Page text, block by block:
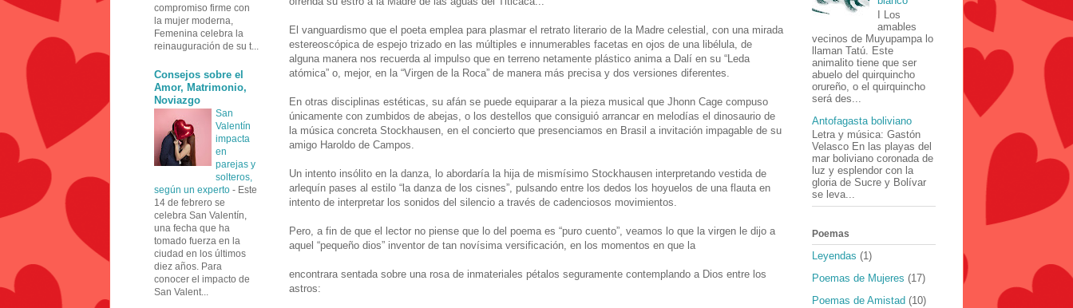
El vanguardismo que el poeta emplea para plasmar el retrato literario de la Madre celestial, con una mirada
estereoscópica de espejo trizado en las múltiples e innumerables facetas en ojos de una libélula, de
alguna manera nos recuerda al impulso que en terreno netamente plástico anima a Dalí en su “Leda
atómica” o, mejor, en la “Virgen de la Roca” de manera más precisa y dos versiones diferentes.
En otras disciplinas estéticas, su afán se puede equiparar a la pieza musical que Jhonn Cage compuso
únicamente con zumbidos de abejas, o los destellos que consiguió arrancar en melodías el dinosaurio de
la música concreta Stockhausen, en el concierto que presenciamos en Brasil a invitación impagable de su
amigo Haroldo de Campos.
Un intento insólito en la danza, lo abordaría la hija de mismísimo Stockhausen interpretando vestida de
arlequín pases al estilo “la danza de los cisnes”, pulsando entre los dedos los hoyuelos de una flauta en
intento de interpretar los sonidos del silencio a través de cadenciosos movimientos.
Pero, a fin de que el lector no piense que lo del poema es “puro cuento”, veamos lo que la virgen le dijo a
aquel “pequeño dios” inventor de tan novísima versificación, en los momentos en que la
encontrara sentada sobre una rosa de inmateriales pétalos seguramente contemplando a Dios entre los
astros:
compromiso firme con
la mujer moderna,
Femenina celebra la
reinauguración de su t...
Consejos sobre el
Amor, Matrimonio,
Noviazgo
San
Valentín
impacta
en
parejas y
solteros,
según un experto - Este
14 de febrero se
celebra San Valentín,
una fecha que ha
tomado fuerza en la
ciudad en los últimos
diez años. Para
conocer el impacto de
San Valent...
I Los
amables
vecinos de Muyupampa lo
llaman Tatú. Este
animalito tiene que ser
abuelo del quirquincho
orureño, o el quirquincho
será des...
Antofagasta boliviano
Letra y música: Gastón
Velasco En las playas del
mar boliviano coronada de
luz y esplendor con la
gloria de Sucre y Bolívar
se leva...
Poemas
Leyendas (1)
Poemas de Mujeres (17)
Poemas de Amistad (10)